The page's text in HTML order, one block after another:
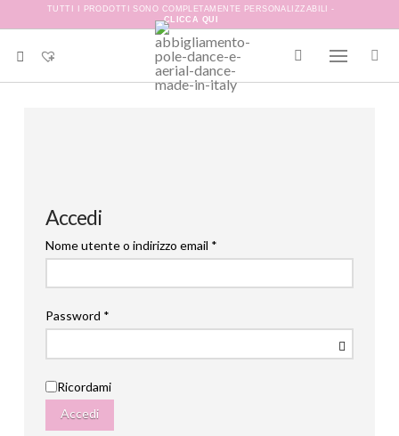
TUTTI I PRODOTTI SONO COMPLETAMENTE PERSONALIZZABILI -
CLICCA QUI
Accedi
Nome utente o indirizzo email *Richiesto
Password *Richiesto
Ricordami
Accedi